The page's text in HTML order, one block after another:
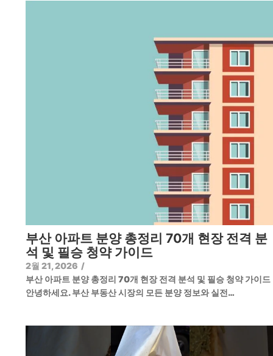
부산 아파트 분양 총정리 70개 현장 전격 분
석 및 필승 청약 가이드
2월 21, 2026 /
부산 아파트 분양 총정리 70개 현장 전격 분석 및 필승 청약 가이
안녕하세요. 부산 부동산 시장의 모든 분양 정보와 실전…